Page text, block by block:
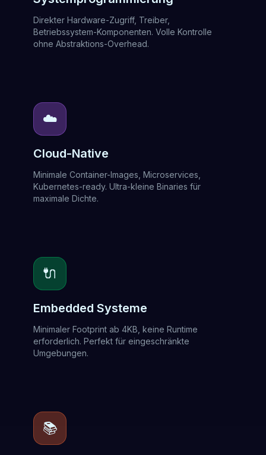
Direkter Hardware-Zugriff, Treiber,
Betriebssystem-Komponenten. Volle Kontrolle
ohne Abstraktions-Overhead.
☁️
Cloud-Native
Minimale Container-Images, Microservices,
Kubernetes-ready. Ultra-kleine Binaries für
maximale Dichte.
🔌
Embedded Systeme
Minimaler Footprint ab 4KB, keine Runtime
erforderlich. Perfekt für eingeschränkte
Umgebungen.
📚